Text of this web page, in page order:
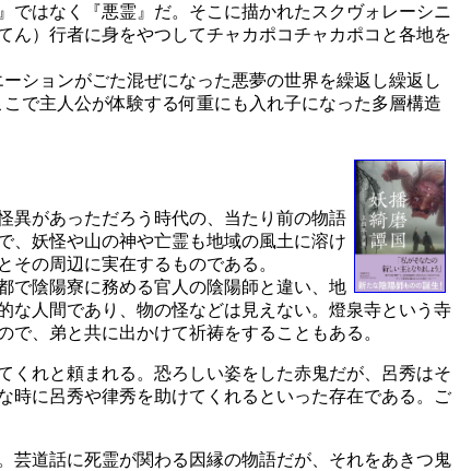
はなく『悪霊』だ。そこに描かれたスクヴォレーシニ
ん）行者に身をやつしてチャカポコチャカポコと各地を
ションがごた混ぜになった悪夢の世界を繰返し繰返し
で主人公が体験する何重にも入れ子になった多層構造
異があっただろう時代の、当たり前の物語
、妖怪や山の神や亡霊も地域の風土に溶け
の周辺に実在するものである。
で陰陽寮に務める官人の陰陽師と違い、地
な人間であり、物の怪などは見えない。燈泉寺という寺
、弟と共に出かけて祈祷をすることもある。
くれと頼まれる。恐ろしい姿をした赤鬼だが、呂秀はそ
時に呂秀や律秀を助けてくれるといった存在である。ご
芸道話に死霊が関わる因縁の物語だが、それをあきつ鬼